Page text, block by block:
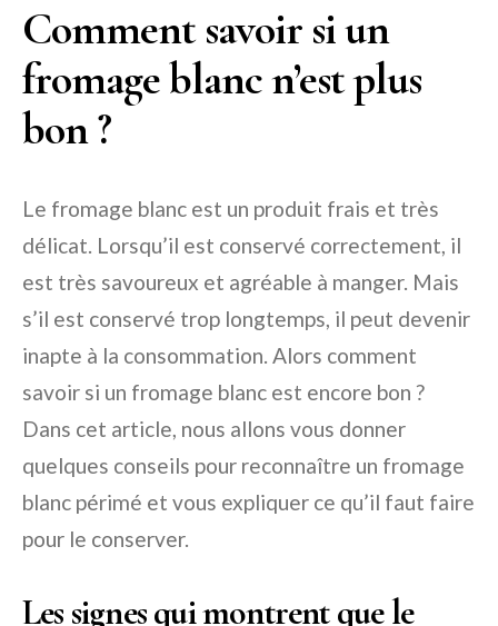
Comment savoir si un
fromage blanc n’est plus
bon ?
Le fromage blanc est un produit frais et très
délicat. Lorsqu’il est conservé correctement, il
est très savoureux et agréable à manger. Mais
s’il est conservé trop longtemps, il peut devenir
inapte à la consommation. Alors comment
savoir si un fromage blanc est encore bon ?
Dans cet article, nous allons vous donner
quelques conseils pour reconnaître un fromage
blanc périmé et vous expliquer ce qu’il faut faire
pour le conserver.
Les signes qui montrent que le